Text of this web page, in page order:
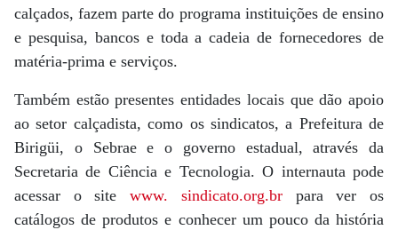
calçados, fazem parte do programa instituições de ensino
e pesquisa, bancos e toda a cadeia de fornecedores de
matéria-prima e serviços.
Também estão presentes entidades locais que dão apoio
ao setor calçadista, como os sindicatos, a Prefeitura de
Birigüi, o Sebrae e o governo estadual, através da
Secretaria de Ciência e Tecnologia. O internauta pode
acessar o site www. sindicato.org.brpara ver os
catálogos de produtos e conhecer um pouco da história